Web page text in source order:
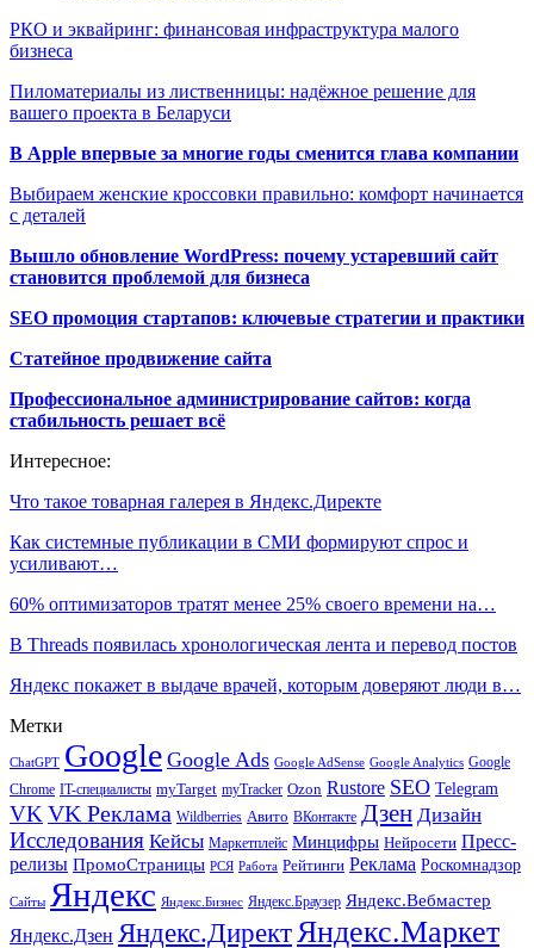
РКО и эквайринг: финансовая инфраструктура малого
бизнеса
Пиломатериалы из лиственницы: надёжное решение для
вашего проекта в Беларуси
В Apple впервые за многие годы сменится глава компании
Выбираем женские кроссовки правильно: комфорт начинается
с деталей
Вышло обновление WordPress: почему устаревший сайт
становится проблемой для бизнеса
SEO промоция стартапов: ключевые стратегии и практики
Статейное продвижение сайта
Профессиональное администрирование сайтов: когда
стабильность решает всё
Интересное:
Что такое товарная галерея в Яндекс.Директе
Как системные публикации в СМИ формируют спрос и
усиливают…
60% оптимизаторов тратят менее 25% своего времени на…
В Threads появилась хронологическая лента и перевод постов
Яндекс покажет в выдаче врачей, которым доверяют люди в…
Метки
ChatGPT Google Google Ads Google AdSense Google Analytics Google
Chrome IT-специалисты myTarget myTracker Ozon Rustore SEO Telegram
VK VK Реклама Wildberries Авито ВКонтакте Дзен Дизайн
Исследования Кейсы Маркетплейс Минцифры Нейросети Пресс-
релизы ПромоСтраницы РСЯ Работа Рейтинги Реклама Роскомнадзор
Сайты Яндекс Яндекс.Бизнес Яндекс.Браузер Яндекс.Вебмастер
Яндекс.Дзен Яндекс.ДиректЯндекс.Маркет